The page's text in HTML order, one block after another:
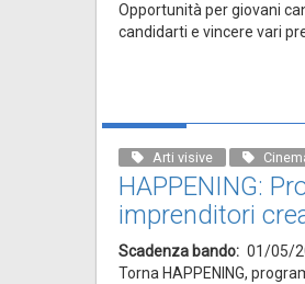
Opportunità per giovani
candidarti e vincere vari
Arti visive
HAPPENING:
imprenditori
Scadenza bando
01/05/
Torna HAPPENING,